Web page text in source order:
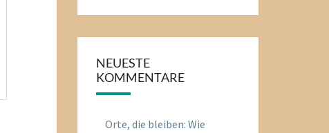
NEUESTE
KOMMENTARE
Orte, die bleiben: Wie